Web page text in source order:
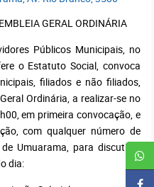
GERAL ORDINÁRIA
Públicos Municipais, no
o Estatuto Social, convoca
filiados e não filiados,
Ordinária, a realizar-se no
em primeira convocação, e
com qualquer número de
Umuarama, para discutir e
dia: